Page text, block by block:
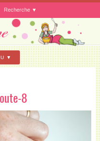
Recherche
8